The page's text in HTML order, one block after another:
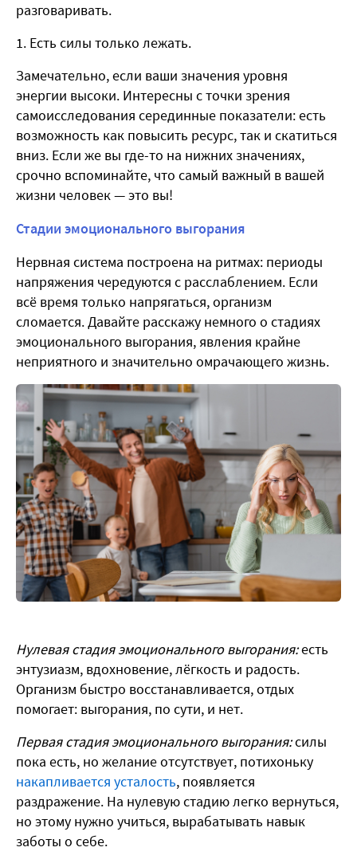
разговаривать.
1. Есть силы только лежать.
Замечательно, если ваши значения уровня
энергии высоки. Интересны с точки зрения
самоисследования серединные показатели: есть
возможность как повысить ресурс, так и скатиться
вниз. Если же вы где-то на нижних значениях,
срочно вспоминайте, что самый важный в вашей
жизни человек — это вы!
Стадии эмоционального выгорания
Нервная система построена на ритмах: периоды
напряжения чередуются с расслаблением. Если
всё время только напрягаться, организм
сломается. Давайте расскажу немного о стадиях
эмоционального выгорания, явления крайне
неприятного и значительно омрачающего жизнь.
Нулевая стадия эмоционального выгорания:есть
энтузиазм, вдохновение, лёгкость и радость.
Организм быстро восстанавливается, отдых
помогает: выгорания, по сути, и нет.
Первая стадия эмоционального выгорания:силы
пока есть, но желание отсутствует, потихоньку
накапливается усталость, появляется
раздражение. На нулевую стадию легко вернуться,
но этому нужно учиться, вырабатывать навык
заботы о себе.